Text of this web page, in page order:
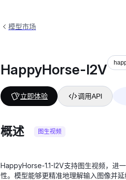
模型市场
HappyHorse-I2V
立即体验 调用API
概述 图生视频
HappyHorse-1.1-I2V支持图生视频，进
性。模型能够更精准地理解输入图像并